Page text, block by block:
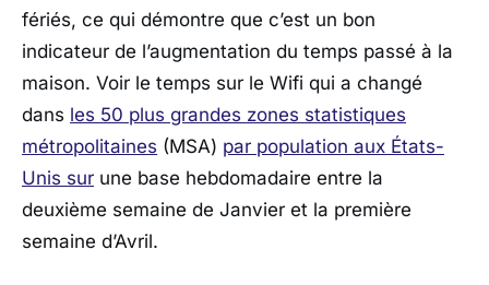
fériés, ce qui démontre que c’est un bon
indicateur de l’augmentation du temps passé à la
maison. Voir le temps sur le Wifi qui a changé
dans les 50 plus grandes zones statistiques
métropolitaines (MSA) par population aux États-
Unis sur une base hebdomadaire entre la
deuxième semaine de Janvier et la première
semaine d’Avril.